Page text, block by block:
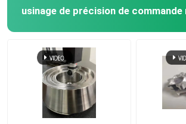
Coulée sous vide Prototypage
Services d'impression 3D
Fabrication de moules sur mesure